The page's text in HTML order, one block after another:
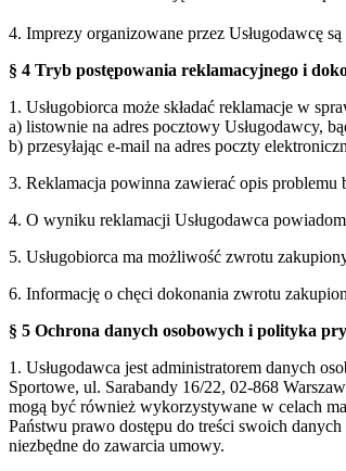
4. Imprezy organizowane przez Usługodawcę
§ 4 Tryb postępowania reklamacyjnego i
1. Usługobiorca może składać reklamacje w
a) listownie na adres pocztowy Usługodawcy,
b) przesyłając e-mail na adres poczty
3. Reklamacja powinna zawierać opis problemu
4. O wyniku reklamacji Usługodawca
5. Usługobiorca ma możliwość zwrotu
6. Informację o chęci dokonania zwrotu
§ 5 Ochrona danych osobowych i polityka
1. Usługodawca jest administratorem danych
Sportowe, ul. Sarabandy 16/22, 02-868
mogą być również wykorzystywane w celach
Państwu prawo dostępu do treści swoich
niezbędne do zawarcia umowy.